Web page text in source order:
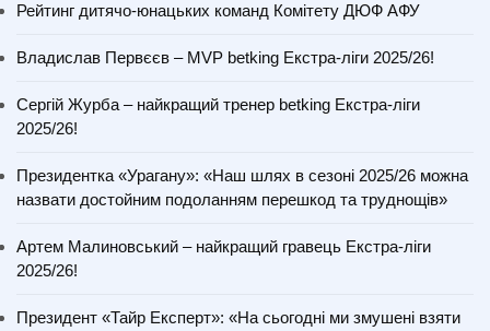
Рейтинг дитячо-юнацьких команд Комітету ДЮФ АФУ
Владислав Первєєв – MVP betking Екстра-ліги 2025/26!
Сергій Журба – найкращий тренер betking Екстра-ліги
2025/26!
Президентка «Урагану»: «Наш шлях в сезоні 2025/26 можна
назвати достойним подоланням перешкод та труднощів»
Артем Малиновський – найкращий гравець Екстра-ліги
2025/26!
Президент «Тайр Експерт»: «На сьогодні ми змушені взяти